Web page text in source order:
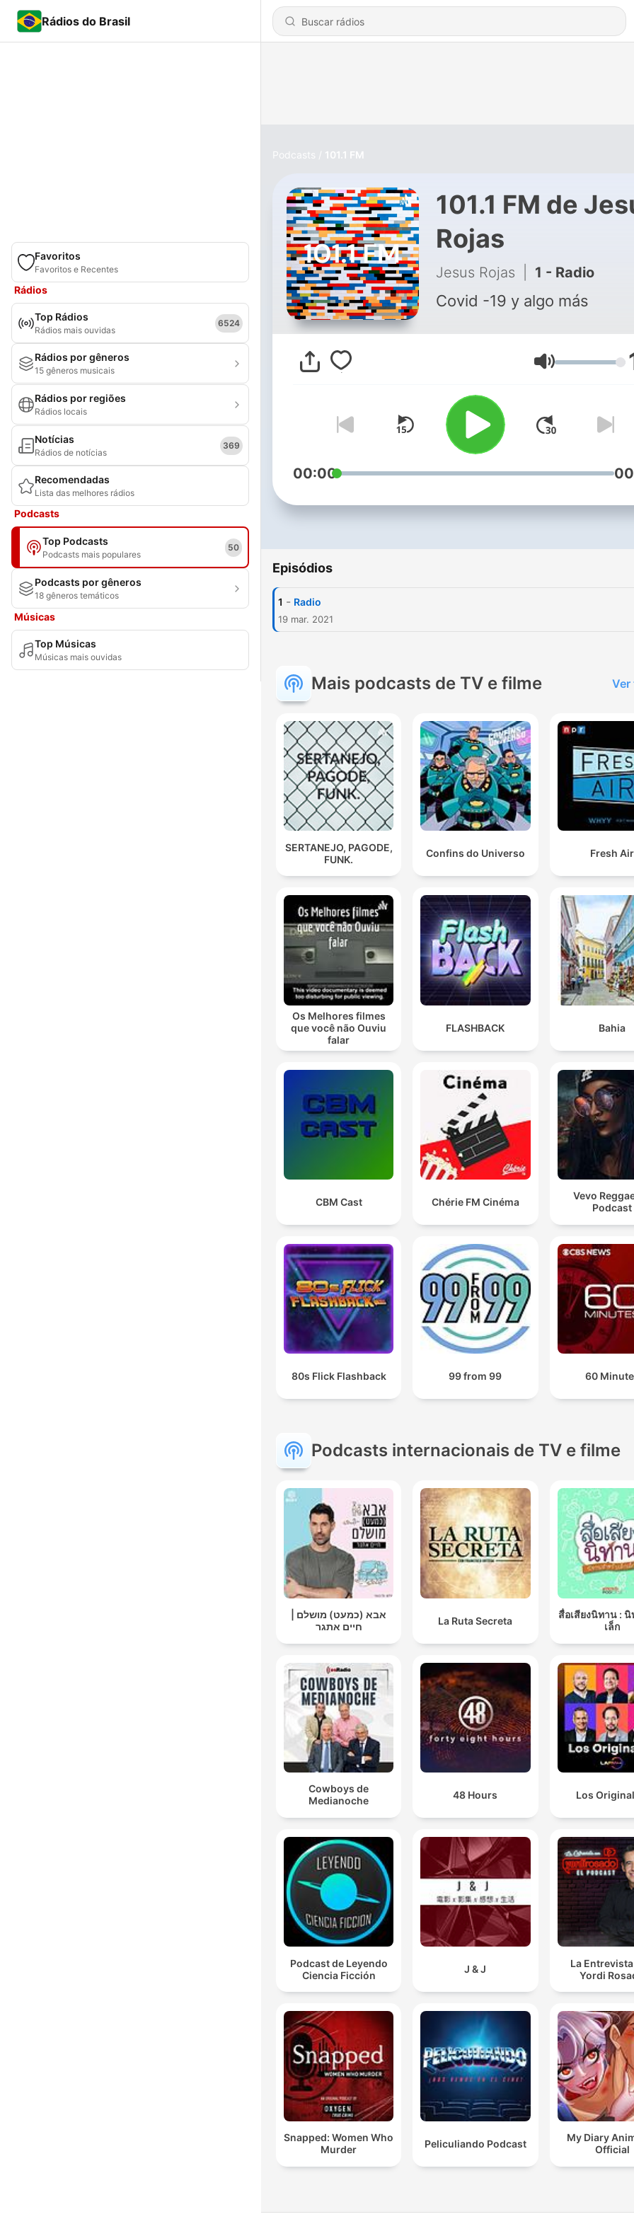
Rádios do Brasil
Favoritos
Favoritos e Recentes
Rádios
Top Rádios
Rádios mais ouvidas
6524
Rádios por gêneros
15 gêneros musicais
Rádios por regiões
Rádios locais
Notícias
Rádios de notícias
369
Recomendadas
Lista das melhores rádios
Podcasts
Top Podcasts
Podcasts mais populares
50
Podcasts por gêneros
18 gêneros temáticos
Músicas
Top Músicas
Músicas mais ouvidas
Podcasts 101.1 FM
101.1 FM de
Rojas
Jesus Rojas 1 - Radio
Covid -19 y algo más
Volume
00:00
Episódios
1 - Radio
19 mar. 2021
Mais podcasts de TV e filme Ver
SERTANEJO, PAGODE,
FUNK.
Confins do Universo Fresh Air
Os Melhores filmes
que você não Ouviu
falar
FLASHBACK Bahia
CBM Cast Chérie FM Cinéma
Vevo
Podcast
80s Flick Flashback 99 from 99 60
Podcasts internacionais de TV e filme
אבא (כמעט) מושלם |
חיים אתגר
La Ruta Secreta
สื่อเสียงนิทาน : นิ
เล็ก
Cowboys de
Medianoche
48 Hours Los
Podcast de Leyendo
Ciencia Ficción
J & J
La
Yordi
Snapped: Women Who
Murder
Peliculiando Podcast
My Diary
Official